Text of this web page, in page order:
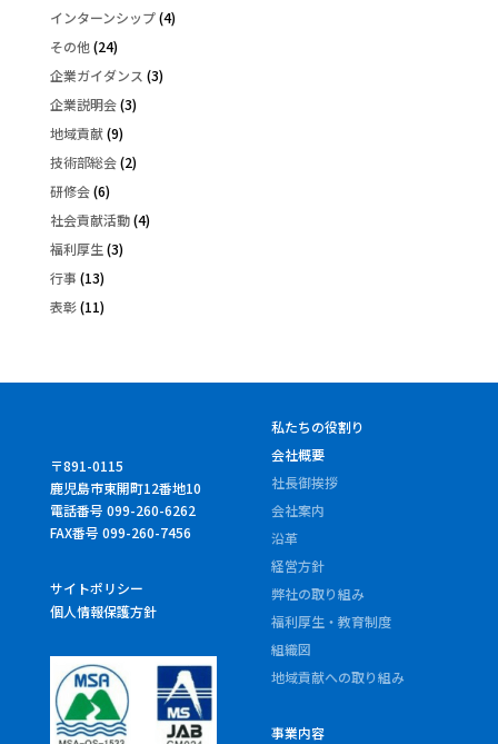
インターンシップ(4)
その他(24)
企業ガイダンス (3)
企業説明会(3)
地域貢献(9)
技術部総会(2)
研修会(6)
社会貢献活動(4)
福利厚生(3)
行事 (13)
表彰(11)
〒891-0115
鹿児島市東開町12番地10
電話番号 099-260-6262
FAX番号 099-260-7456
サイトポリシー
個人情報保護方針
私たちの役割り
会社概要
社長御挨拶
会社案内
沿革
経営方針
弊社の取り組み
福利厚生・教育制度
組織図
地域貢献への取り組み
事業内容